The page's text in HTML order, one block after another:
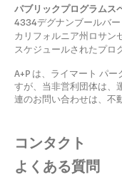
パブリックプログラムス
4334デグナンブールバー
カリフォルニア州ロサ
スケジュールされたプロ
A+P は、ライマート パ
すが、当非営利団体は、
連のお問い合わせは、不
コンタクト
よくある質問